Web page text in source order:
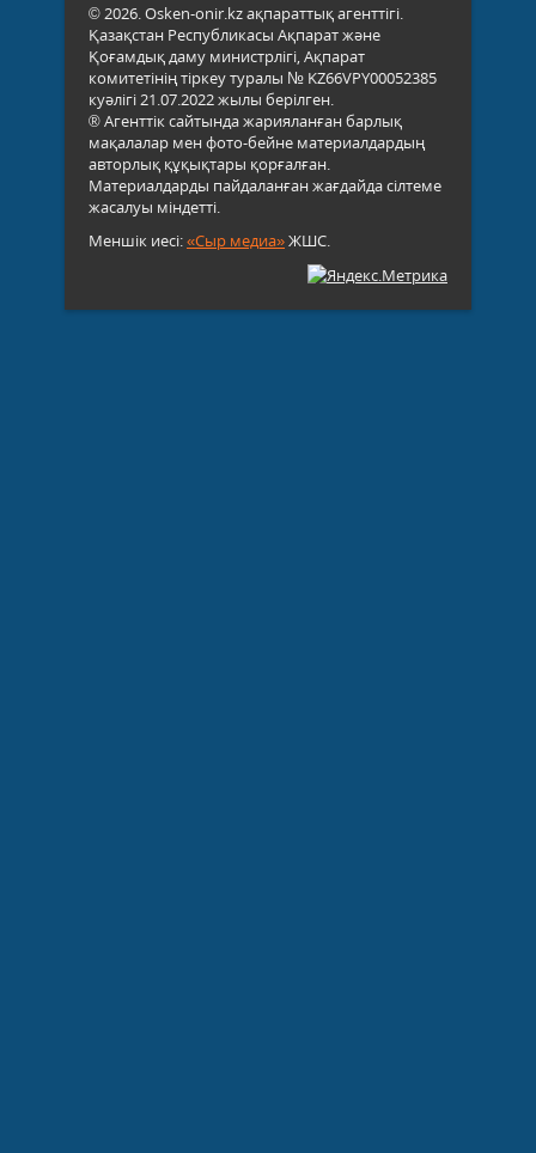
© 2026. Osken-onir.kz ақпараттық агенттігі.
Қазақстан Республикасы Ақпарат және
Қоғамдық даму министрлігі, Ақпарат
комитетінің тіркеу туралы № KZ66VPY00052385
куәлігі 21.07.2022 жылы берілген.
® Агенттік сайтында жарияланған барлық
мақалалар мен фото-бейне материалдардың
авторлық құқықтары қорғалған.
Материалдарды пайдаланған жағдайда сілтеме
жасалуы міндетті.
Меншік иесі:«Сыр медиа»ЖШС.